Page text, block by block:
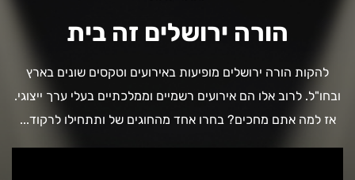
הורה ירושלים זה בית
להקות הורה ירושלים מופיעות באירועים וטקסים שונים בארץ
ובחו"ל. לרוב אלו הם אירועים רשמיים וממלכתיים בעלי ערך ייצוגי.
אז למה אתם מחכים? בחרו אחד מהחוגים של ותתחילו לרקוד...